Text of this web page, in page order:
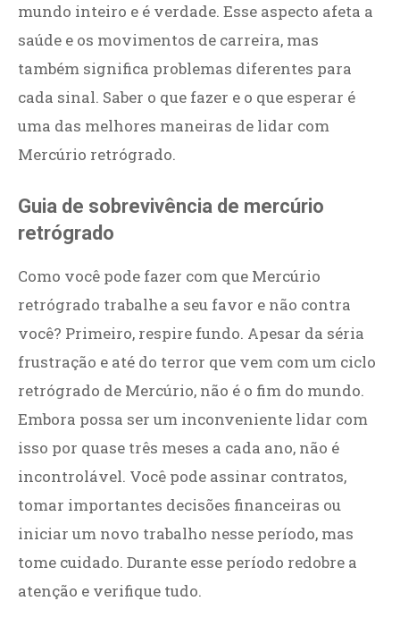
mundo inteiro e é verdade. Esse aspecto afeta a
saúde e os movimentos de carreira, mas
também significa problemas diferentes para
cada sinal. Saber o que fazer e o que esperar é
uma das melhores maneiras de lidar com
Mercúrio retrógrado.
Guia de sobrevivência de mercúrio
retrógrado
Como você pode fazer com que Mercúrio
retrógrado trabalhe a seu favor e não contra
você? Primeiro, respire fundo. Apesar da séria
frustração e até do terror que vem com um ciclo
retrógrado de Mercúrio, não é o fim do mundo.
Embora possa ser um inconveniente lidar com
isso por quase três meses a cada ano, não é
incontrolável. Você pode assinar contratos,
tomar importantes decisões financeiras ou
iniciar um novo trabalho nesse período, mas
tome cuidado. Durante esse período redobre a
atenção e verifique tudo.